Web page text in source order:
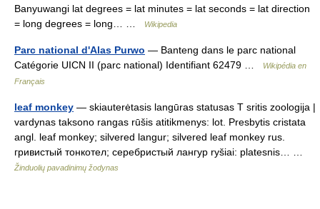
Banyuwangi lat degrees = lat minutes = lat seconds = lat direction
= long degrees = long… …
Wikipedia
Parc national d'Alas Purwo — Banteng dans le parc national
Catégorie UICN II (parc national) Identifiant 62479 …
Wikipédia en
Français
leaf monkey — skiauterėtasis langūras statusas T sritis zoologija |
vardynas taksono rangas rūšis atitikmenys: lot. Presbytis cristata
angl. leaf monkey; silvered langur; silvered leaf monkey rus.
гривистый тонкотел; серебристый лангур ryšiai: platesnis… …
Žinduolių pavadinimų žodynas